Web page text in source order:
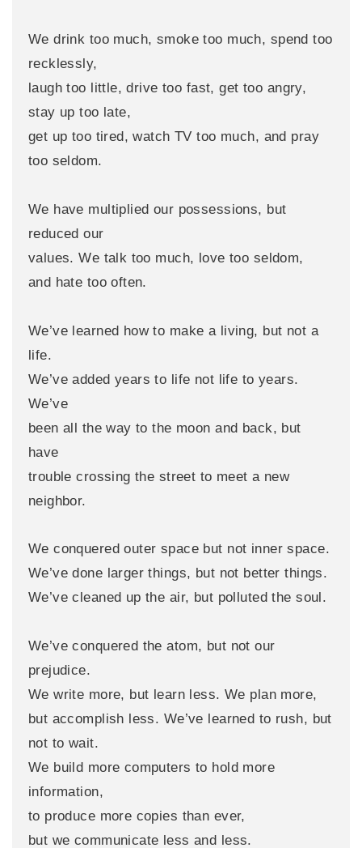
We drink too much, smoke too much, spend too
recklessly,
laugh too little, drive too fast, get too angry,
stay up too late,
get up too tired, watch TV too much, and pray
too seldom.
We have multiplied our possessions, but
reduced our
values. We talk too much, love too seldom,
and hate too often.
We’ve learned how to make a living, but not a
life.
We’ve added years to life not life to years.
We’ve
been all the way to the moon and back, but
have
trouble crossing the street to meet a new
neighbor.
We conquered outer space but not inner space.
We’ve done larger things, but not better things.
We’ve cleaned up the air, but polluted the soul.
We’ve conquered the atom, but not our
prejudice.
We write more, but learn less. We plan more,
but accomplish less. We’ve learned to rush, but
not to wait.
We build more computers to hold more
information,
to produce more copies than ever,
but we communicate less and less.